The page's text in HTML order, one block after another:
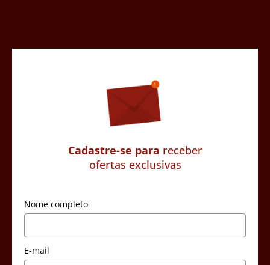
Cadastre-se para receber
ofertas exclusivas
Nome completo
E-mail